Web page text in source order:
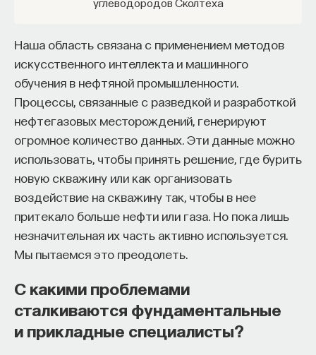
Наша область связана с применением методов
искусственного интеллекта и машинного
обучения в нефтяной промышленности.
Процессы, связанные с разведкой и разработкой
нефтегазовых месторождений, генерируют
огромное количество данных. Эти данные можно
использовать, чтобы принять решение, где бурить
новую скважину или как организовать
воздействие на скважину так, чтобы в нее
притекало больше нефти или газа. Но пока лишь
незначительная их часть активно используется.
Мы пытаемся это преодолеть.
С какими проблемами
сталкиваются фундаментальные
и прикладные специалисты?
— Осознавать связь своего поведения
мозга
Автор курса:Вячеслав Дубынин— доктор
биологических наук, профессор кафедры
физиологии человека и животных биологического
факультета МГУ им. М.В. Ломоносова
НАПИСАТЬ НАМ
НАД МАТЕРИАЛОМ РАБОТАЛИ
Вячеслав Дубынин
доктор биологических наук, профессор
главная причина человеческой смерти и одна
как устроены реальные эксперименты
по продлению жизни у модельных организмов
и чем они отличаются от массового биохакинга,
индустрии БАДов и громких протоколов вроде
Blueprint. Мы говорим о том, почему культура
привыкла оправдывать смерть и демонизировать
бессмертных, как меняется этика в мире, где
теоретически можно жить сотни и тысячи лет,
и какую роль в этой будущей «войне
со старением» сыграют генная терапия,
эпигенетическое перепрограммирование, новые
профессии в биотехе и честная научная
О чём новый выпуск подкаста:
Разные сценарии старения и смерти